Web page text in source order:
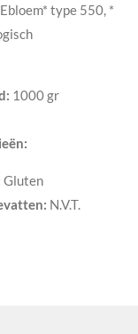
type 550, *
1000 gr
Gluten
N.V.T.